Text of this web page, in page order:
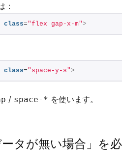
：
class="flex gap-x-m">
class="space-y-s">
/ space-* を使います。
タが無い場合」を